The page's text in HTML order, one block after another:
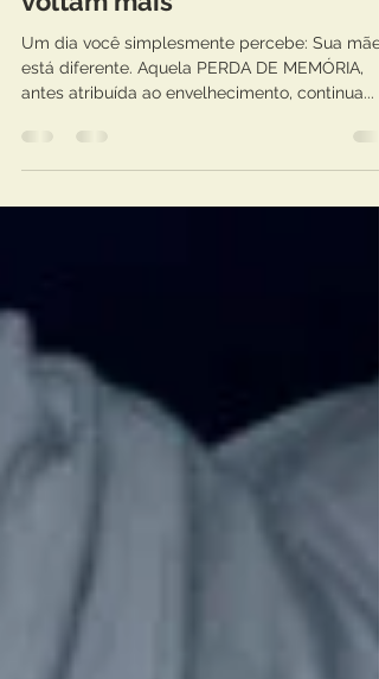
Quando as memórias não
voltam mais
Um dia você simplesmente percebe: Sua mãe
antes atribuída ao envelhecimento, continua...